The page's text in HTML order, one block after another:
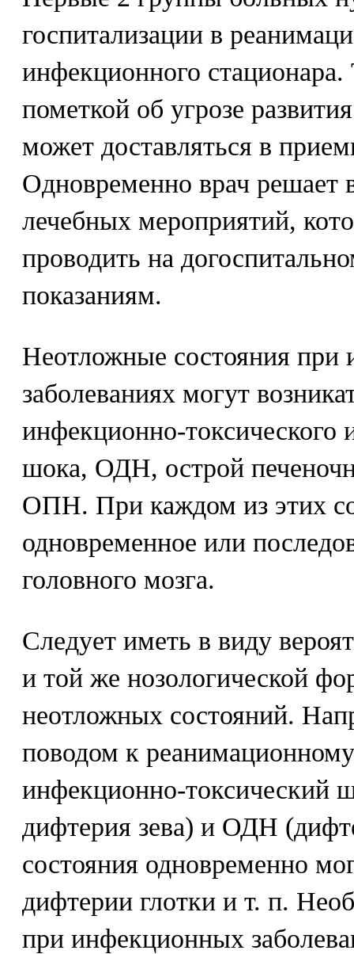
госпитализации в
инфекционного стационара.
пометкой об угрозе
может доставляться в
Одновременно врач решает
лечебных мероприятий,
проводить на
показаниям.
Неотложные состояния при
заболеваниях могут
инфекционно-токсического
шока, ОДН, острой
ОПН. При каждом из этих
одновременное или
головного мозга.
Следует иметь в виду
и той же нозологической
неотложных состояний.
поводом к
инфекционно-токсический
дифтерия зева) и ОДН
состояния одновременно
дифтерии глотки и т. п.
при инфекционных